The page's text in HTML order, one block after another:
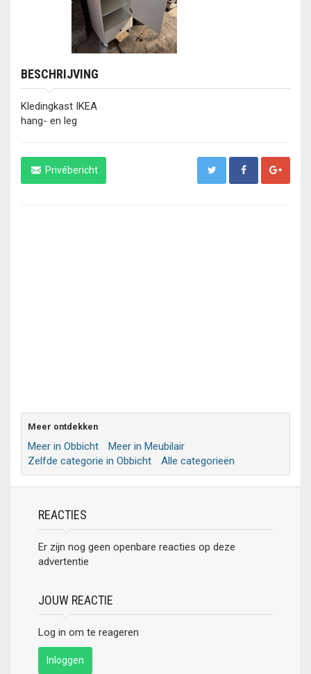
BESCHRIJVING
Kledingkast IKEA
hang- en leg
Privébericht
Meer ontdekken
Meer in Obbicht
Meer in Meubilair
Zelfde categorie in Obbicht
Alle categorieën
REACTIES
Er zijn nog geen openbare reacties op deze
advertentie
JOUW REACTIE
Log in om te reageren
Inloggen